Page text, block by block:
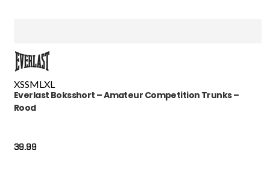
XSSMLXL
Everlast Boksshort – Amateur Competition Trunks –
Rood
39.99